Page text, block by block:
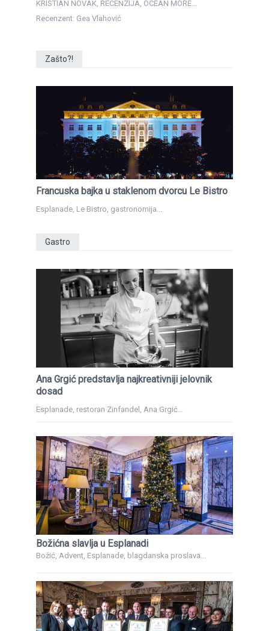
KRISTIAN NOVAK, RECENZIJA, OCEAN MORE...
Recenzent: Gea Vlahović
Zašto?!
Francuska bajka u staklenom dvorcu Le Bistro
Esplanade, Le Bistro, gastronomija...
Gastro
Ana Grgić predstavlja najkreativniji jelovnik
dosad
Esplanade, restoran Zinfandel, Ana Grgić...
Božićna slavlja u Esplanadi
Božić, Advent, Esplanade, blagdanska proslava...